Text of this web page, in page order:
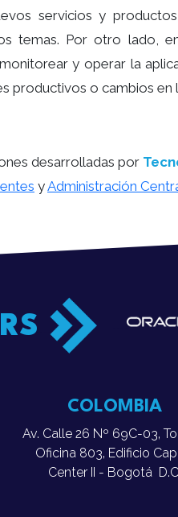
servicios y
temas. Por otro lado,
y operar la
productivos o cambios en
desarrolladas por
yAdministración
COLOMBIA
Av. Calle 26 Nº 69C-03,
Oficina 803, Edificio
Center II - Bogotá